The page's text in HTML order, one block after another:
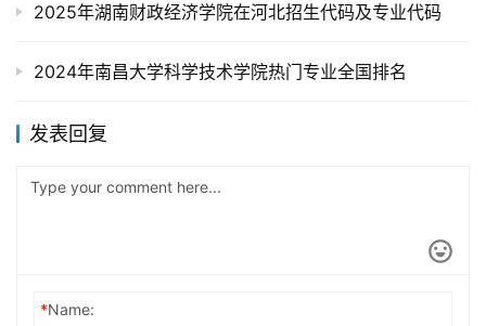
2025年湖南财政经济学院在河北招生代码及专业代码
2024年南昌大学科学技术学院热门专业全国排名
发表回复
*Name: